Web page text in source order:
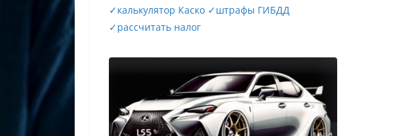
✓калькулятор Каско ✓штрафы ГИБДД
✓рассчитать налог